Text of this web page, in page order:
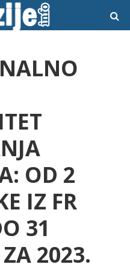
OD 2
IZ FR
31
2023.